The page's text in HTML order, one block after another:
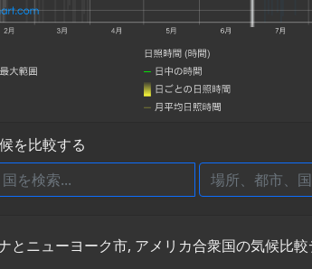
を比較する
とニューヨーク市, アメリカ合衆国の気候比